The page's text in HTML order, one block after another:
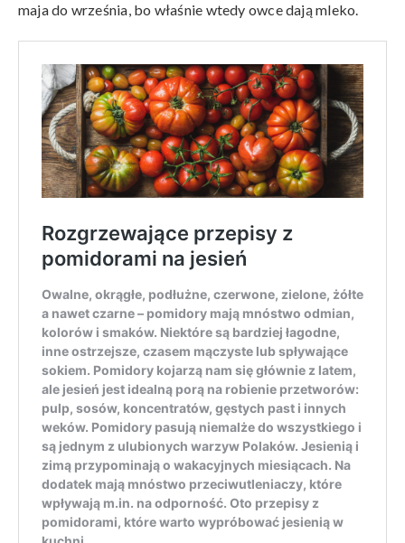
maja do września, bo właśnie wtedy owce dają mleko.